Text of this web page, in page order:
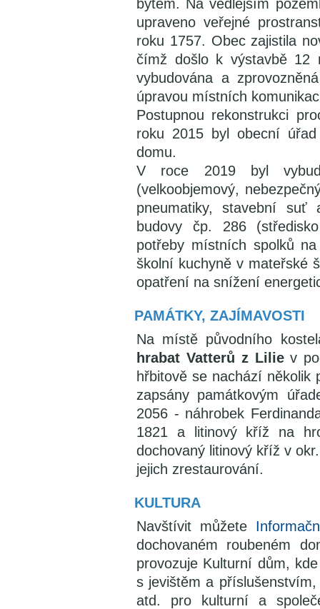
bytem. Na vedlejším
upraveno veřejné
roku 1757. Obec zajistila
čímž došlo k výstavbě 12
vybudována a
úpravou místních
Postupnou rekonstrukci
roku 2015 byl obecní
domu.
V roce 2019 byl
(velkoobjemový,
pneumatiky, stavební suť
budovy čp. 286
potřeby místních spolků
školní kuchyně v mateřské
opatření na snížení
PAMÁTKY, ZAJÍMAVOSTI
Na místě původního
hrabat Vatterů z Liliev
hřbitově se nachází několik
zapsány památkovým
2056 - náhrobek
1821 a litinový kříž na
dochovaný litinový kříž v
jejich zrestaurování.
KULTURA
Navštívit můžete
dochovaném roubeném
provozuje Kulturní dům,
s jevištěm a
atd. pro kulturní a